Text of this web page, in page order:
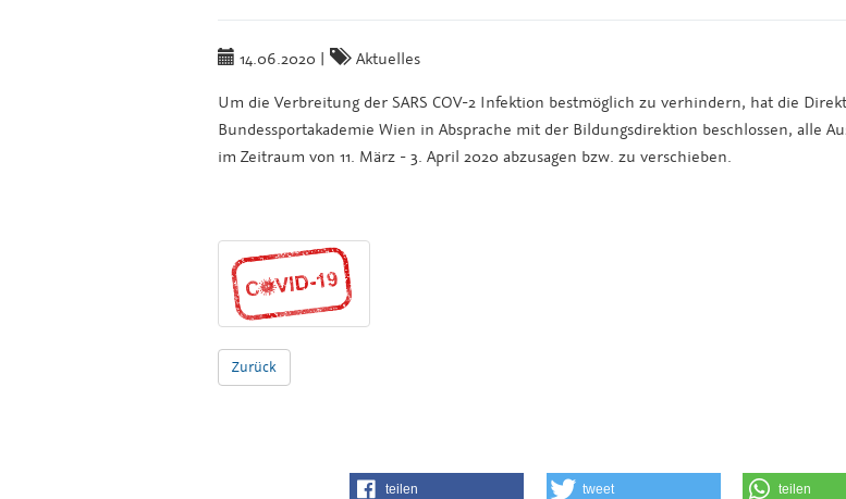
14.06.2020 | Aktuelles
Um die Verbreitung der SARS COV-2 Infektion bestmöglich zu verhindern, hat die
Bundessportakademie Wien in Absprache mit der Bildungsdirektion beschlossen, alle
im Zeitraum von 11. März - 3. April 2020 abzusagen bzw. zu verschieben.
Zurück
teilen tweet teilen